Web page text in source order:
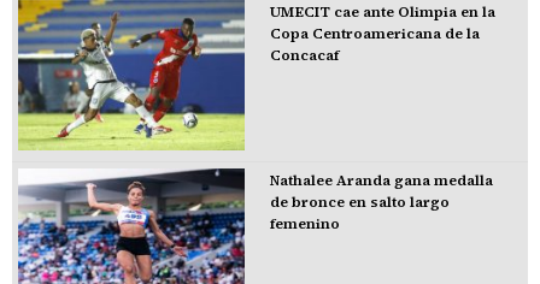
UMECIT cae ante Olimpia en la
Copa Centroamericana de la
Concacaf
Nathalee Aranda gana medalla
de bronce en salto largo
femenino